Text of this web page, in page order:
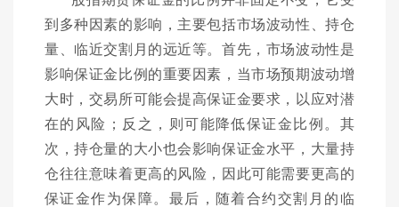
到多种因素的影响，主要包括市场波动性、持仓
量、临近交割月的远近等。首先，市场波动性是
影响保证金比例的重要因素，当市场预期波动增
大时，交易所可能会提高保证金要求，以应对潜
在的风险；反之，则可能降低保证金比例。其
次，持仓量的大小也会影响保证金水平，大量持
仓往往意味着更高的风险，因此可能需要更高的
保证金作为保障。最后，随着合约交割月的临